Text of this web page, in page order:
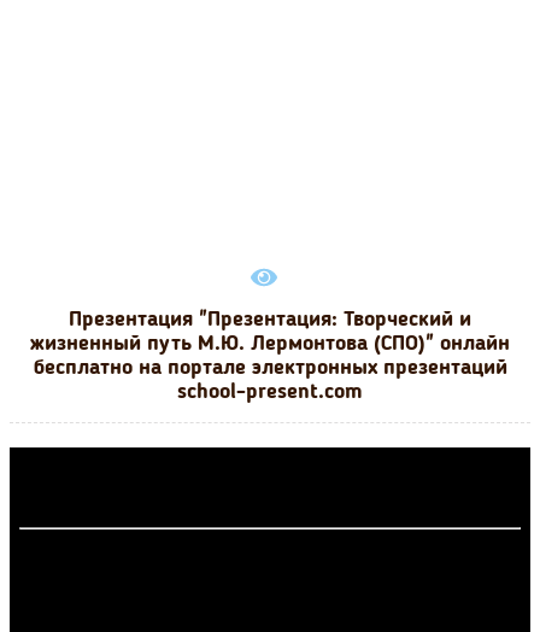
Презентация "Презентация: Творческий и
жизненный путь М.Ю. Лермонтова (СПО)" онлайн
бесплатно на портале электронных презентаций
school-present.com